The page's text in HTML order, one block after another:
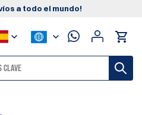
a todo el mundo!